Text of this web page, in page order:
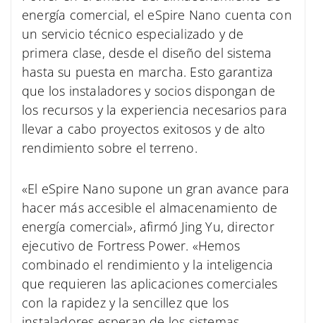
energía comercial, el eSpire Nano cuenta con
un servicio técnico especializado y de
primera clase, desde el diseño del sistema
hasta su puesta en marcha. Esto garantiza
que los instaladores y socios dispongan de
los recursos y la experiencia necesarios para
llevar a cabo proyectos exitosos y de alto
rendimiento sobre el terreno.
«El eSpire Nano supone un gran avance para
hacer más accesible el almacenamiento de
energía comercial», afirmó Jing Yu, director
ejecutivo de Fortress Power. «Hemos
combinado el rendimiento y la inteligencia
que requieren las aplicaciones comerciales
con la rapidez y la sencillez que los